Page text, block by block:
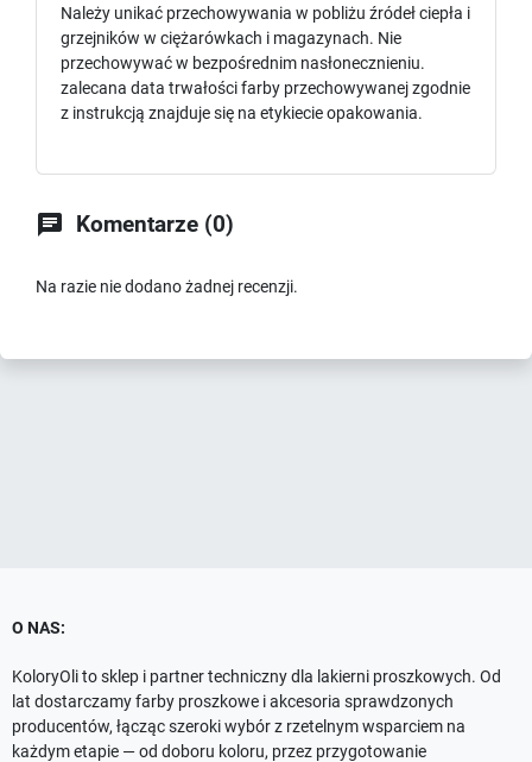
Należy unikać przechowywania w pobliżu źródeł ciepła i
grzejników w ciężarówkach i magazynach. Nie
przechowywać w bezpośrednim nasłonecznieniu.
zalecana data trwałości farby przechowywanej zgodnie
z instrukcją znajduje się na etykiecie opakowania.
 Komentarze (0)
Na razie nie dodano żadnej recenzji.
O NAS:
KoloryOli to sklep i partner techniczny dla lakierni proszkowych. Od
lat dostarczamy farby proszkowe i akcesoria sprawdzonych
producentów, łącząc szeroki wybór z rzetelnym wsparciem na
każdym etapie — od doboru koloru, przez przygotowanie